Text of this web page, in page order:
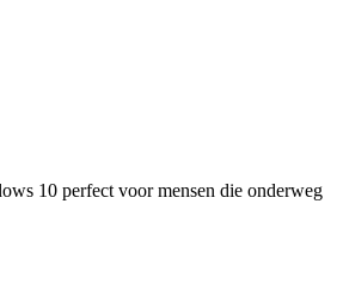
10 perfect voor mensen die onderweg